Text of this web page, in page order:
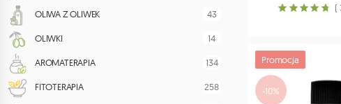
OLIWA Z OLIWEK 43
OLIWKI 14
AROMATERAPIA 134
FITOTERAPIA 258
(
Promocja
-10%